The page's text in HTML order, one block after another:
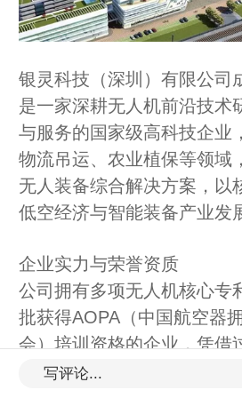
银灵科技（深圳）有限公司
是一家深耕无人机前沿技术
与服务的国家级高科技企业
物流吊运、农业植保等领域
无人装备综合解决方案，以
低空经济与智能装备产业发
企业实力与荣誉资质
公司拥有多项无人机核心专
批获得AOPA（中国航空器
会）培训资格的企业，凭借
碑，先后斩获：
写评论...